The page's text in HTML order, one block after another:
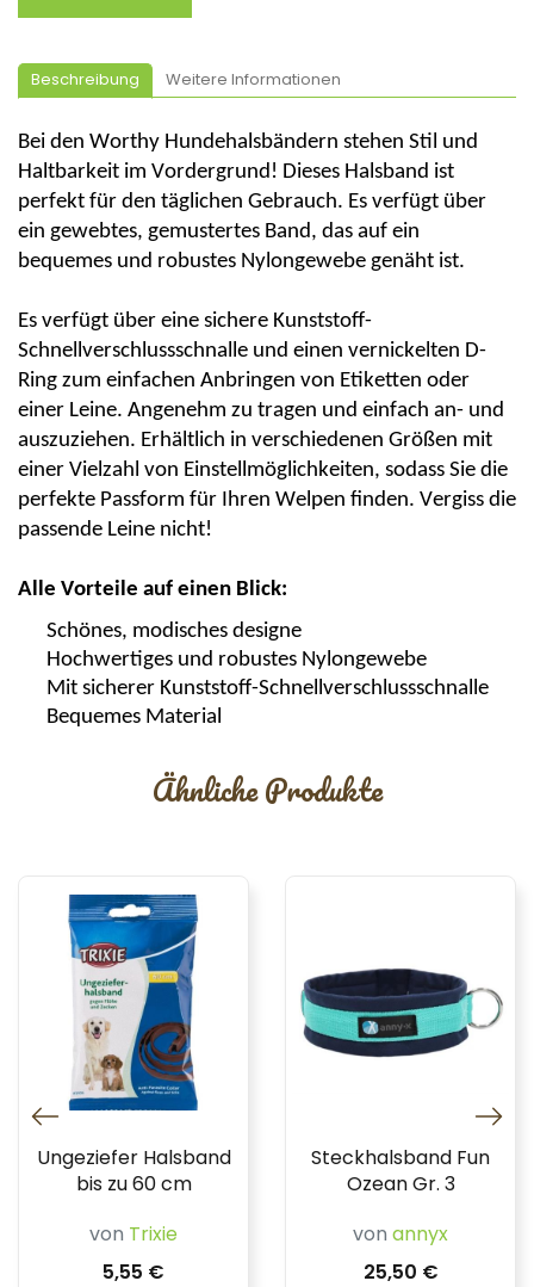
Beschreibung Weitere Informationen
Bei den Worthy Hundehalsbändern stehen Stil und
Haltbarkeit im Vordergrund! Dieses Halsband ist
perfekt für den täglichen Gebrauch. Es verfügt über
ein gewebtes, gemustertes Band, das auf ein
bequemes und robustes Nylongewebe genäht ist.
Es verfügt über eine sichere Kunststoff-
Schnellverschlussschnalle und einen vernickelten D-
Ring zum einfachen Anbringen von Etiketten oder
einer Leine. Angenehm zu tragen und einfach an- und
auszuziehen. Erhältlich in verschiedenen Größen mit
einer Vielzahl von Einstellmöglichkeiten, sodass Sie die
perfekte Passform für Ihren Welpen finden. Vergiss die
passende Leine nicht!
Alle Vorteile auf einen Blick:
Schönes, modisches designe
Hochwertiges und robustes Nylongewebe
Mit sicherer Kunststoff-Schnellverschlussschnalle
Bequemes Material
Ähnliche Produkte
Ungeziefer Halsband
bis zu 60 cm
von Trixie
5,55 €
Steckhalsband Fun
Ozean Gr. 3
von annyx
25,50 €